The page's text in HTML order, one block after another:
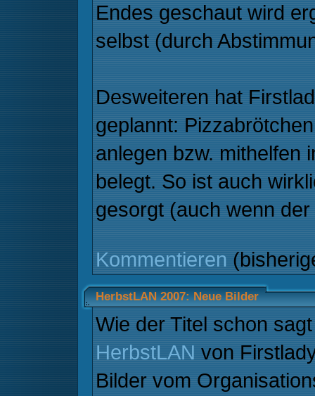
Endes geschaut wird
selbst (durch
Desweiteren hat
geplannt:
anlegen bzw. mithelfen
belegt. So ist auch
gesorgt (auch wenn
Kommentieren
HerbstLAN 2007: Neue Bilder
Wie der Titel schon
HerbstLAN von
Bilder vom